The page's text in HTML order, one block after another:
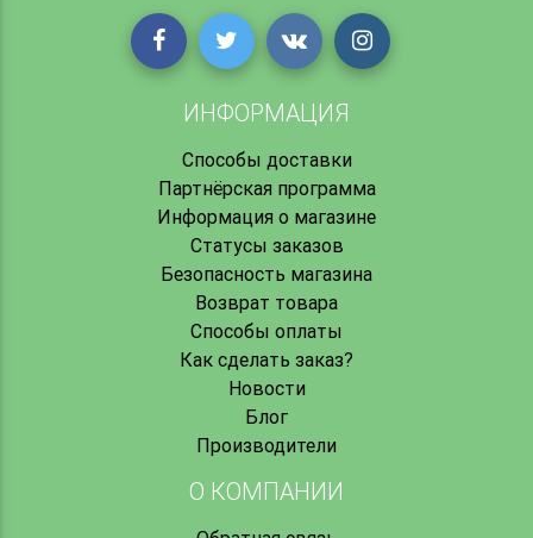
ИНФОРМАЦИЯ
Способы доставки
Партнёрская программа
Информация о магазине
Статусы заказов
Безопасность магазина
Возврат товара
Способы оплаты
Как сделать заказ?
Новости
Блог
Производители
О КОМПАНИИ